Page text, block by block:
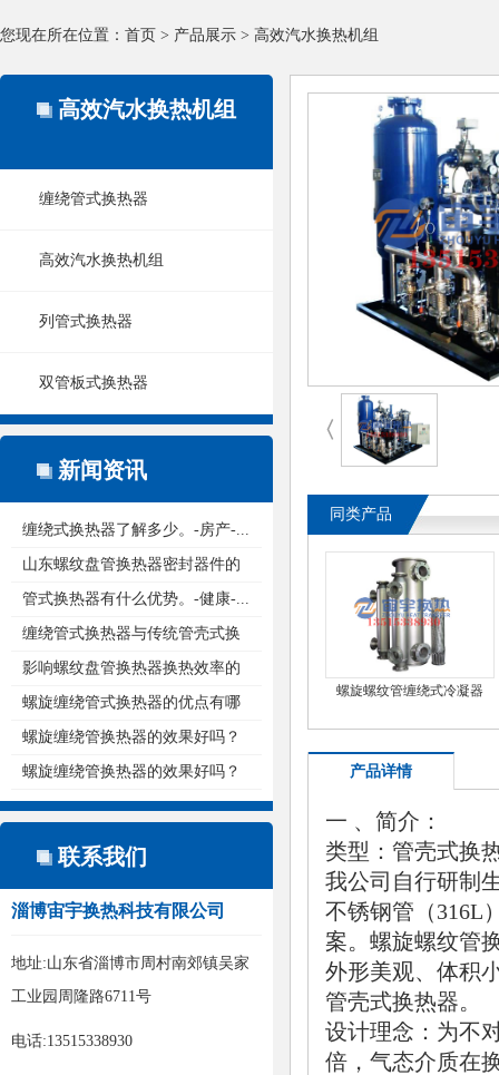
您现在所在位置： 首页 > 产品展示 > 高效汽水换热机组
高效汽水换热机组
缠绕管式换热器
高效汽水换热机组
列管式换热器
双管板式换热器
新闻资讯
缠绕式换热器了解多少。-房产-...
山东螺纹盘管换热器密封器件的
重...
管式换热器有什么优势。-健康-...
缠绕管式换热器与传统管壳式换
热...
影响螺纹盘管换热器换热效率的
原...
螺旋缠绕管式换热器的优点有哪
些...
螺旋缠绕管换热器的效果好吗？
螺旋缠绕管换热器的效果好吗？
联系我们
淄博宙宇换热科技有限公司
地址:山东省淄博市周村南郊镇吴家
工业园周隆路6711号
电话:13515338930
〈
同类产品
螺旋螺纹管缠绕式冷凝器
产品详情
一 、简介：
类型：管壳式换
我公司自行研制
不锈钢管（316L
案。螺旋螺纹管
外形美观、体积
管壳式换热器。
设计理念：为不
倍，气态介质在